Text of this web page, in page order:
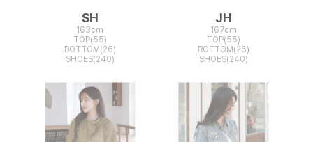
SH
163cm
TOP(55)
BOTTOM(26)
SHOES(240)
JH
167cm
TOP(55)
BOTTOM(26)
SHOES(240)